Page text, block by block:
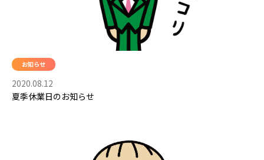
お知らせ
2020.08.12
夏季休業日のお知らせ